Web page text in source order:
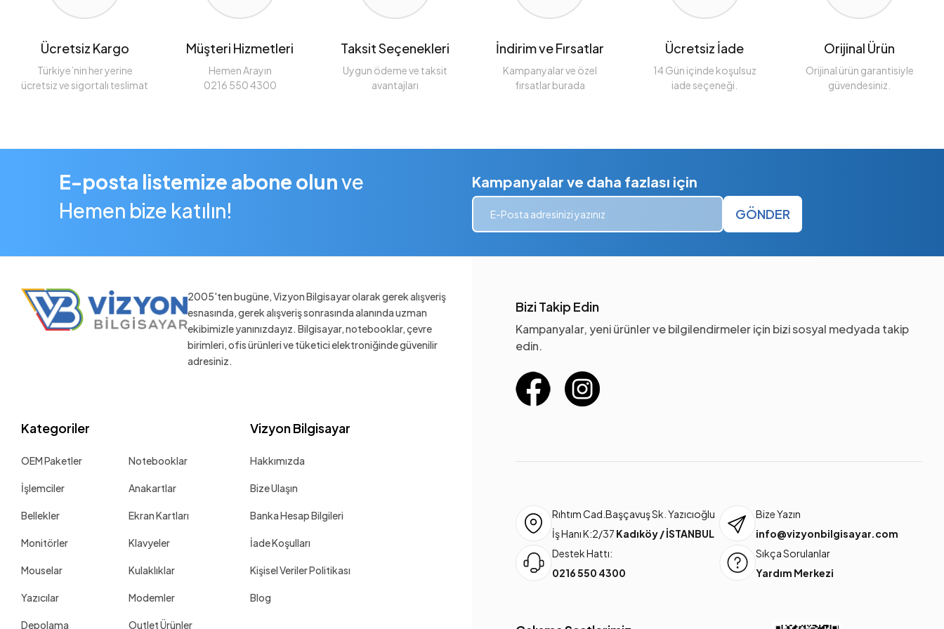
Ücretsiz Kargo
Türkiye’nin her yerine
ücretsiz ve sigortalı teslimat
Müşteri Hizmetleri
Hemen Arayın
0216 550 4300
Taksit Seçenekleri
Uygun ödeme ve taksit
avantajları
İndirim ve Fırsatlar
Kampanyalar ve özel
fırsatlar burada
Ücretsiz İade
14 Gün içinde koşulsuz
iade seçeneği.
Orijinal Ürün
Orijinal ürün garantisiyle
güvendesiniz.
E-posta listemize abone olunve
Hemen bize katılın!
Kampanyalar ve daha fazlası için
GÖNDER
2005'ten bugüne, Vizyon Bilgisayar olarak gerek alışveriş
esnasında, gerek alışveriş sonrasında alanında uzman
ekibimizle yanınızdayız. Bilgisayar, notebooklar, çevre
birimleri, ofis ürünleri ve tüketici elektroniğinde güvenilir
adresiniz.
Kategoriler
OEM Paketler Notebooklar
İşlemciler Anakartlar
Bellekler Ekran Kartları
Monitörler Klavyeler
Mouselar Kulaklıklar
Yazıcılar Modemler
Depolama Outlet Ürünler
Vizyon Bilgisayar
Hakkımızda
Bize Ulaşın
Banka Hesap Bilgileri
İade Koşulları
Kişisel Veriler Politikası
Blog
Bizi Takip Edin
Kampanyalar, yeni ürünler ve bilgilendirmeler için bizi sosyal medyada takip
edin.
Rıhtım Cad.Başçavuş Sk. Yazıcıoğlu
İş Hanı K:2/37 Kadıköy / İSTANBUL
Bize Yazın
info@vizyonbilgisayar.com
Destek Hattı:
0216 550 4300
Sıkça Sorulanlar
Yardım Merkezi